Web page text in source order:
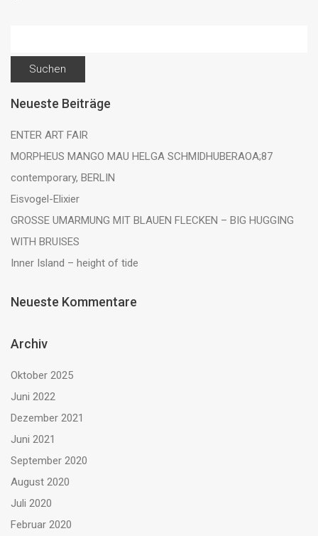
nach:
Neueste Beiträge
ENTER ART FAIR
MORPHEUS MANGO MAU HELGA SCHMIDHUBERAOA;87
contemporary, BERLIN
Eisvogel-Elixier
GROSSE UMARMUNG MIT BLAUEN FLECKEN – BIG HUGGING
WITH BRUISES
Inner Island – height of tide
Neueste Kommentare
Archiv
Oktober 2025
Juni 2022
Dezember 2021
Juni 2021
September 2020
August 2020
Juli 2020
Februar 2020